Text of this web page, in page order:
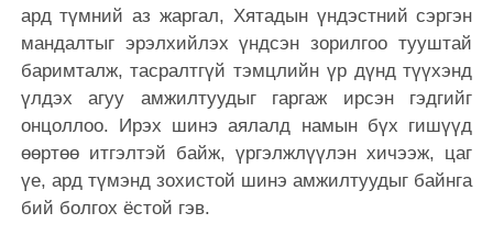
ард түмний аз жаргал, Хятадын үндэстний сэргэн
мандалтыг эрэлхийлэх үндсэн зорилгоо тууштай
баримталж, тасралтгүй тэмцлийн үр дүнд түүхэнд
үлдэх агуу амжилтуудыг гаргаж ирсэн гэдгийг
онцоллоо. Ирэх шинэ аялалд намын бүх гишүүд
өөртөө итгэлтэй байж, үргэлжлүүлэн хичээж, цаг
үе, ард түмэнд зохистой шинэ амжилтуудыг байнга
бий болгох ёстой гэв.